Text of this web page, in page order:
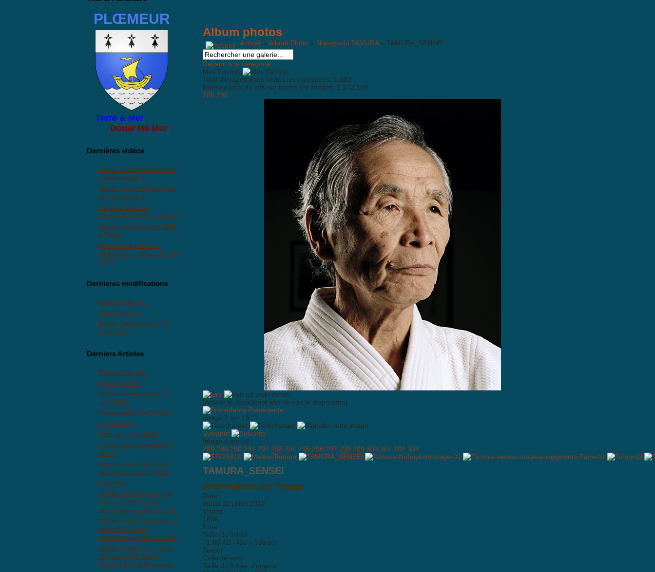
PLŒMEUR
Terre & Mer
Douar Ha Mor
Dernières vidéos
ukemi Les techniques de
chutes partie 1
ukemi Les techniques de
chutes partie 2
Tamura Sensei -
Shumeikan Dojo (France)
Morihei Ueshiba en 1960
à Tokyo
Nobuyoshi Tamura -
Cherbourg - 29 au 31 mai
2008
Dernieres modifications
Refonte du site
Reprise 2026
Article Télégramme 20
Juin 2025
Derniers Articles
Refonte du site
Reprise 2026
Article Télégramme 20
Juin 2025
Présentation de l'Aïkido
Localisation
Fête du sport 2022
Forum des associations
2022
Fête du sport et Forum
des associations 2020
Horaires
Article Ouest France du
20 juin 2018 Quatre
nouveaux gradés au club
Article Ouest France du 4
juillet 2017 Neuf
nouveaux gradés au club
Article Ouest France du
20 Aout 2016 Stage
Toshiro SUGA Ploemeur
Album photos
Accueil » Album Photo » Nobuyoshi TAMURA» TAMURA_SENSEI
Revenir à la catégorie
Mes Favoris
Total d'images dans toutes les catégories: 1,083
Nombre total de hits sur toutes les images: 1,372,149
285 286
[Activer le JavaScript afin de voir le diaporama]
Précédente
Image 2 sur 19
Suivante
Image 4 sur 19
288 289 290 291 292 293 294 295 296 297 298 299 300 301 302 303
TAMURA_SENSEI
Informations sur l'image
Date
mardi 31 juillet 2012
Visites
1656
Note
Taille du fichier
71.88 KB (486 x 599 px)
Auteur
Collecte web
Taille du fichier d'origine